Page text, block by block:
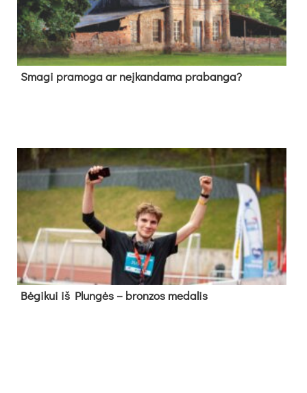
Sma­gi pra­mo­ga ar neį­kan­da­ma pra­ban­ga?
Bė­gi­kui iš Plun­gės – bron­zos me­da­lis